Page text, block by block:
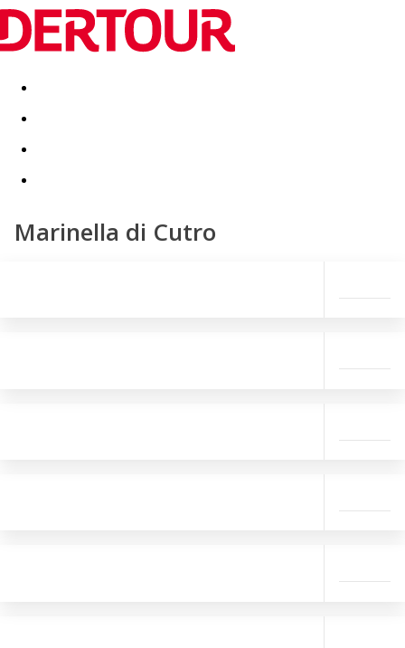
Destinatii Vacanta perfecta OFERTE DE NERATAT
Marinella di Cutro